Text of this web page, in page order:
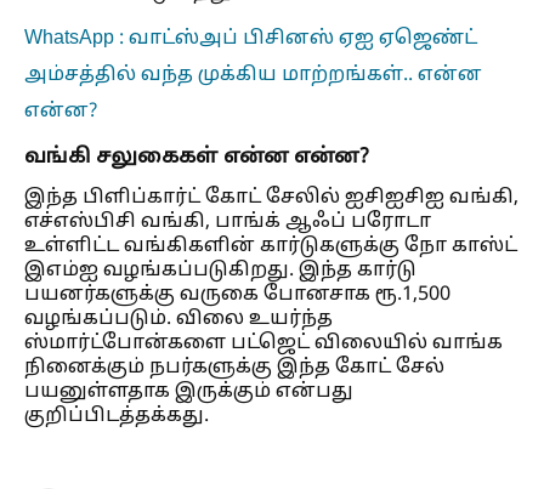
WhatsApp : வாட்ஸ்அப் பிசினஸ் ஏஐ ஏஜெண்ட்
அம்சத்தில் வந்த முக்கிய மாற்றங்கள்.. என்ன
என்ன?
வங்கி சலுகைகள் என்ன என்ன?
இந்த பிளிப்கார்ட் கோட் சேலில் ஐசிஐசிஐ வங்கி,
எச்எஸ்பிசி வங்கி, பாங்க் ஆஃப் பரோடா
உள்ளிட்ட வங்கிகளின் கார்டுகளுக்கு நோ காஸ்ட்
இஎம்ஐ வழங்கப்படுகிறது. இந்த கார்டு
பயனர்களுக்கு வருகை போனசாக ரூ.1,500
வழங்கப்படும். விலை உயர்ந்த
ஸ்மார்ட்போன்களை பட்ஜெட் விலையில் வாங்க
நினைக்கும் நபர்களுக்கு இந்த கோட் சேல்
பயனுள்ளதாக இருக்கும் என்பது
குறிப்பிடத்தக்கது.